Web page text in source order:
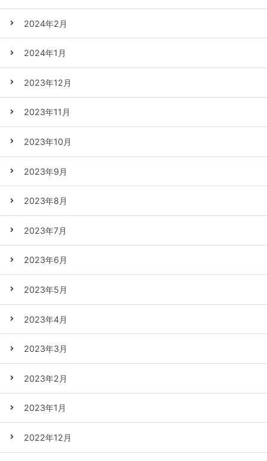
2024年2月
2024年1月
2023年12月
2023年11月
2023年10月
2023年9月
2023年8月
2023年7月
2023年6月
2023年5月
2023年4月
2023年3月
2023年2月
2023年1月
2022年12月